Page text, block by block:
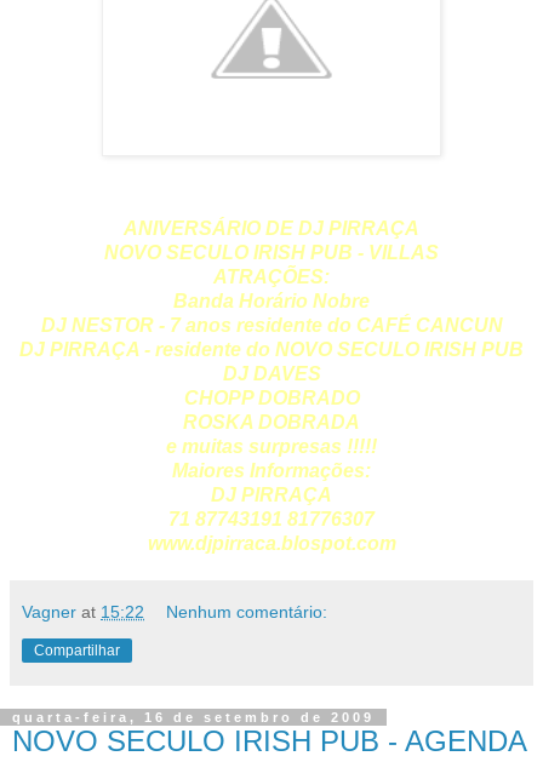
ANIVERSÁRIO DE DJ PIRRAÇA
NOVO SECULO IRISH PUB - VILLAS
ATRAÇÕES:
Banda Horário Nobre
DJ NESTOR - 7 anos residente do CAFÉ CANCUN
DJ PIRRAÇA - residente do NOVO SECULO IRISH PUB
DJ DAVES
CHOPP DOBRADO
ROSKA DOBRADA
e muitas surpresas !!!!!
Maiores Informações:
DJ PIRRAÇA
71 87743191 81776307
www.djpirraca.blospot.com
Vagner at 15:22 Nenhum comentário:
Compartilhar
quarta-feira, 16 de setembro de 2009
NOVO SECULO IRISH PUB - AGENDA